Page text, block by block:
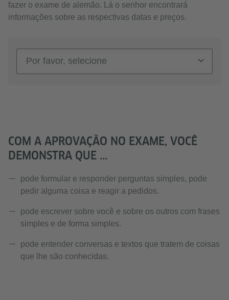
fazer o exame de alemão. Lá o senhor encontrará
informações sobre as respectivas datas e preços.
Por favor, selecione
COM A APROVAÇÃO NO EXAME, VOCÊ
DEMONSTRA QUE ...
pode formular e responder perguntas simples, pode
pedir alguma coisa e reagir a pedidos.
pode escrever sobre você e sobre os outros com frases
simples e de forma simples.
pode entender conversas e textos que tratem de coisas
que lhe são conhecidas.